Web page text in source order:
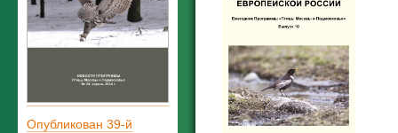
Опубликован 39-й